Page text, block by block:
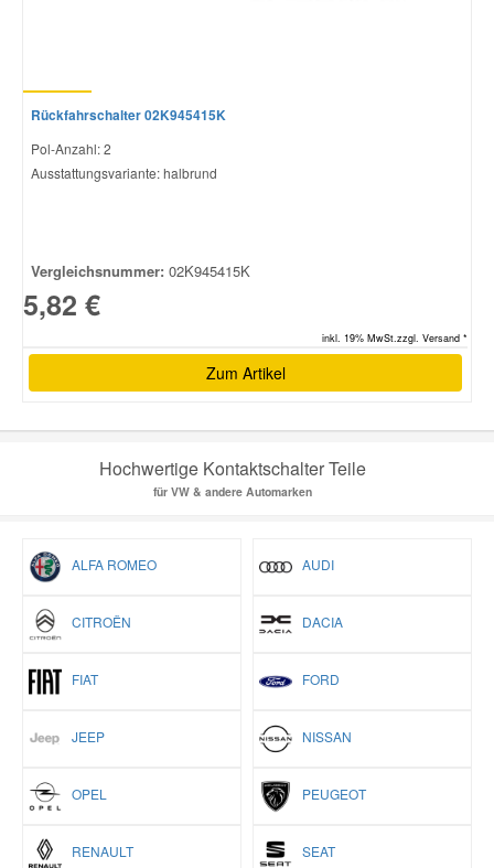
Rückfahrschalter 02K945415K
Pol-Anzahl: 2
Ausstattungsvariante: halbrund
Vergleichsnummer: 02K945415K
5,82 €
inkl. 19% MwSt.zzgl. Versand *
Zum Artikel
Hochwertige Kontaktschalter Teile
für VW & andere Automarken
ALFA ROMEO AUDI
CITROËN DACIA
FIAT FORD
JEEP NISSAN
OPEL PEUGEOT
RENAULT SEAT